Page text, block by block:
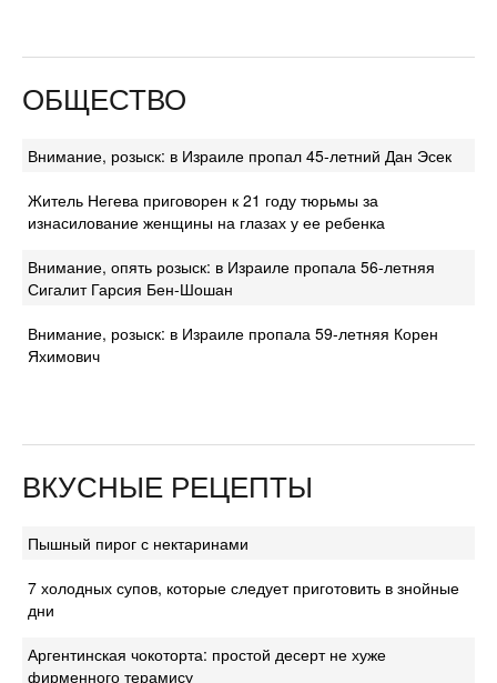
ОБЩЕСТВО
Внимание, розыск: в Израиле пропал 45-летний Дан Эсек
Житель Негева приговорен к 21 году тюрьмы за
изнасилование женщины на глазах у ее ребенка
Внимание, опять розыск: в Израиле пропала 56-летняя
Сигалит Гарсия Бен-Шошан
Внимание, розыск: в Израиле пропала 59-летняя Корен
Яхимович
ВКУСНЫЕ РЕЦЕПТЫ
Пышный пирог с нектаринами
7 холодных супов, которые следует приготовить в знойные
дни
Аргентинская чокоторта: простой десерт не хуже
фирменного терамису